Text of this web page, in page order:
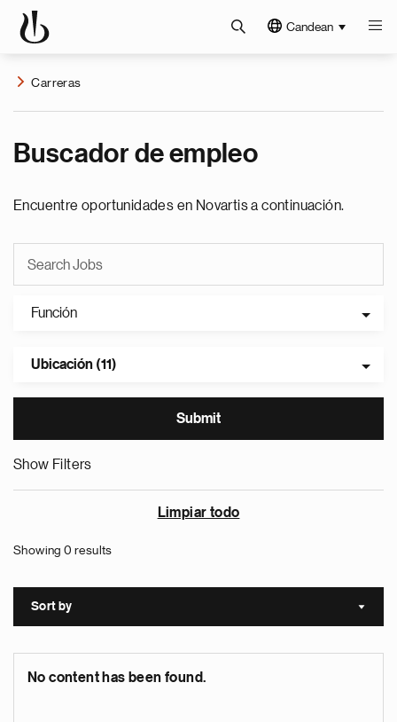
Candean
Carreras
Buscador de empleo
Encuentre oportunidades en Novartis a continuación.
Función
Ubicación (11)
Show Filters
Limpiar todo
Showing 0 results
Sort by Sort
No content has been found.